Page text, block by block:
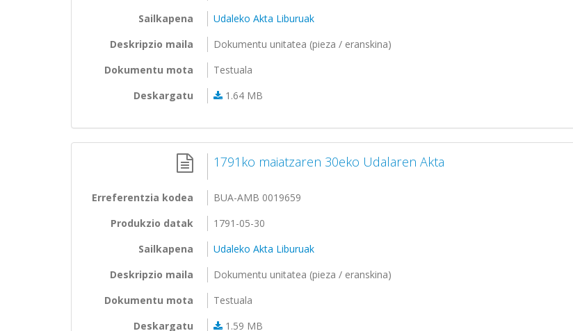
Sailkapena
Udaleko Akta Liburuak
Deskripzio maila
Dokumentu unitatea (pieza / eranskina)
Dokumentu mota
Testuala
Deskargatu
1.64 MB
1791ko maiatzaren 30eko Udalaren Akta
Erreferentzia kodea
BUA-AMB 0019659
Produkzio datak
1791-05-30
Sailkapena
Udaleko Akta Liburuak
Deskripzio maila
Dokumentu unitatea (pieza / eranskina)
Dokumentu mota
Testuala
Deskargatu
1.59 MB